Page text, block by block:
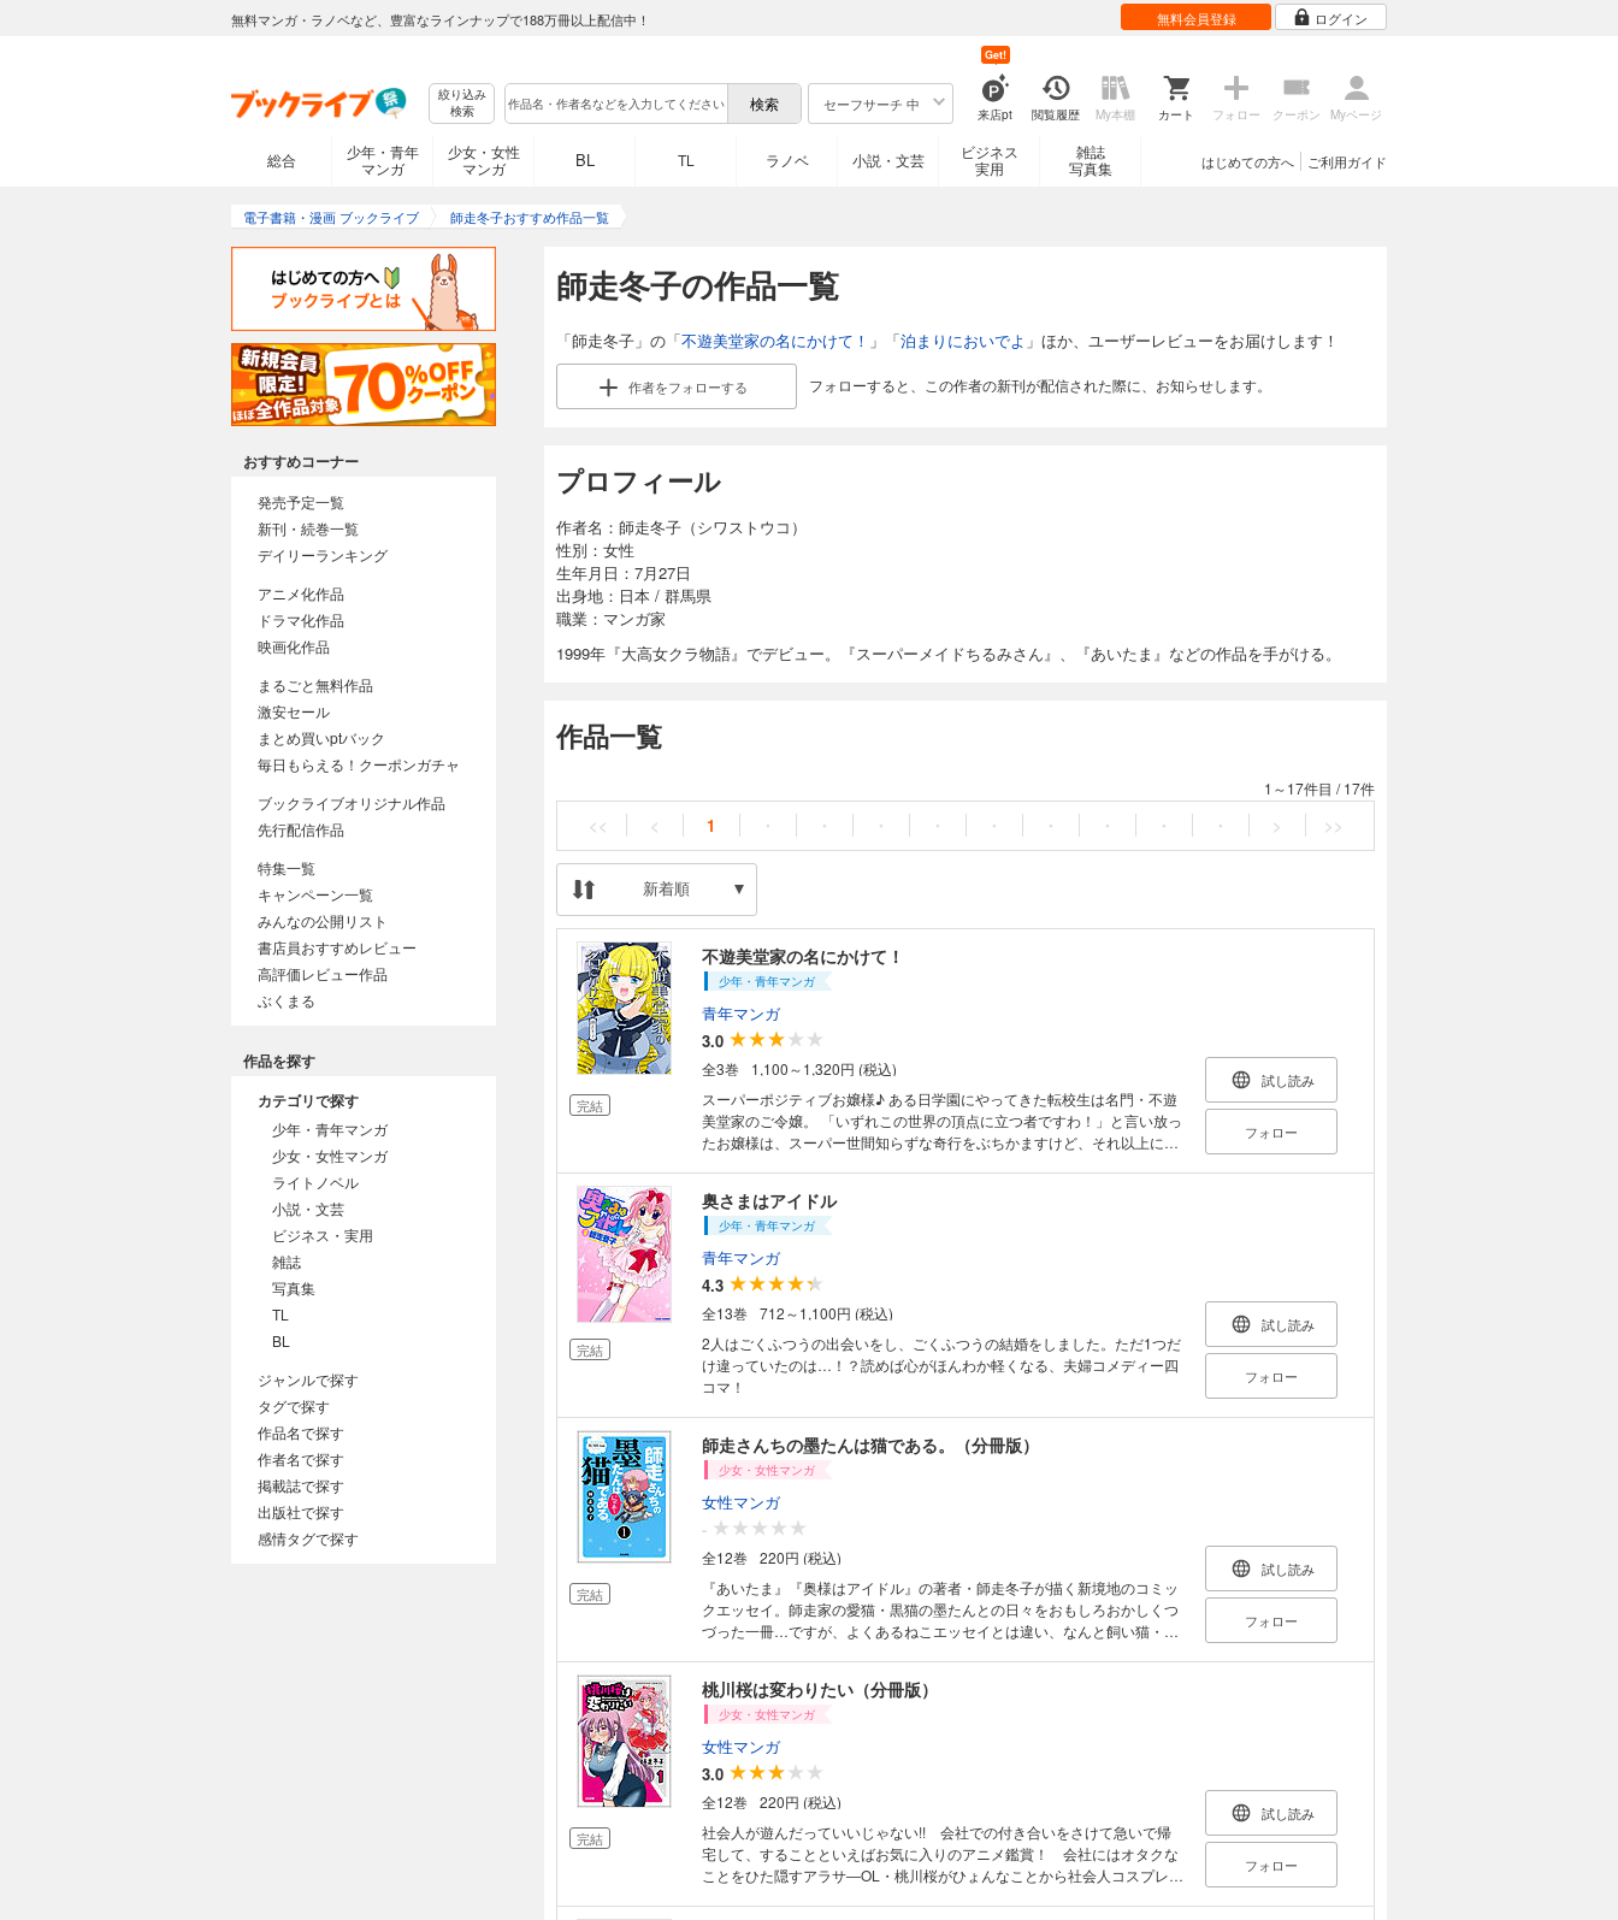
無料マンガ・ラノベなど、豊富なラインナップで188万冊以上配信中！ 無料会員登録 ログイン
絞り込み
検索
セーフサーチ 中
来店pt
Get!
閲覧履歴 My本棚 カート フォロー クーポン Myページ
総合
少年・青年
マンガ
少女・女性
マンガ
BL TL ラノベ 小説・文芸
ビジネス
実用
雑誌
写真集
ご利用ガイド
はじめての方へ
電子書籍・漫画 ブックライブ 師走冬子おすすめ作品一覧
師走冬子の作品一覧
「師走冬子」の「不遊美堂家の名にかけて！ 」「泊まりにおいでよ 」ほか、ユーザーレビューをお届けします！
作者をフォローする フォローすると、この作者の新刊が配信された際に、お知らせします。
プロフィール
作者名：師走冬子（シワストウコ）
性別：女性
生年月日：7月27日
出身地：日本 / 群馬県
職業：マンガ家
1999年『大高女クラ物語』でデビュー。『スーパーメイドちるみさん』、『あいたま』などの作品を手がける。
作品一覧
1～17件目 /17件
<< < 1 ・ ・ ・ ・ ・ ・ ・ ・ ・ > >>
新着順
完結
不遊美堂家の名にかけて！
少年・青年マンガ
青年マンガ
3.0
全3巻
1,100～1,320円 (税込)
スーパーポジティブお嬢様♪ ある日学園にやってきた転校生は名門・不遊
美堂家のご令嬢。 「いずれこの世界の頂点に立つ者ですわ！」と言い放っ
たお嬢様は、スーパー世間知らずな奇行をぶちかますけど、それ以上にス
試し読み
フォロー
完結
奥さまはアイドル
少年・青年マンガ
青年マンガ
4.3
全13巻
712～1,100円 (税込)
2人はごくふつうの出会いをし、ごくふつうの結婚をしました。ただ1つだ
け違っていたのは…！？読めば心がほんわか軽くなる、夫婦コメディー四
コマ！
試し読み
フォロー
完結
師走さんちの墨たんは猫である。（分冊版）
少女・女性マンガ
女性マンガ
-
全12巻
220円 (税込)
『あいたま』『奥様はアイドル』の著者・師走冬子が描く新境地のコミッ
クエッセイ。師走家の愛猫・黒猫の墨たんとの日々をおもしろおかしくつ
づった一冊…ですが、よくあるねこエッセイとは違い、なんと飼い猫・墨
てみたり、ひっかいてみたり…やってることは猫そのものなんですが、擬
人化するとまた印象が違って見えるのがおもしろいです。
試し読み
フォロー
完結
桃川桜は変わりたい（分冊版）
少女・女性マンガ
女性マンガ
3.0
全12巻
220円 (税込)
社会人が遊んだっていいじゃない!! 会社での付き合いをさけて急いで帰
宅して、することといえばお気に入りのアニメ鑑賞！ 会社にはオタクな
ことをひた隠すアラサ―OL・桃川桜がひょんなことから社会人コスプレサ
試し読み
フォロー
おすすめコーナー
発売予定一覧
新刊・続巻一覧
デイリーランキング
アニメ化作品
ドラマ化作品
映画化作品
まるごと無料作品
激安セール
まとめ買いptバック
毎日もらえる！クーポンガチャ
ブックライブオリジナル作品
先行配信作品
特集一覧
キャンペーン一覧
みんなの公開リスト
書店員おすすめレビュー
高評価レビュー作品
ぶくまる
作品を探す
カテゴリで探す
少年・青年マンガ
少女・女性マンガ
ライトノベル
小説・文芸
ビジネス・実用
雑誌
写真集
TL
BL
ジャンルで探す
タグで探す
作品名で探す
作者名で探す
掲載誌で探す
出版社で探す
感情タグで探す